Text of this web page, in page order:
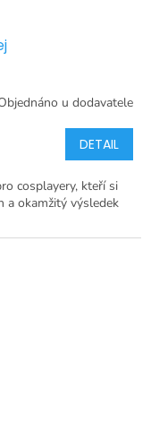
u dodavatele
DETAIL
cosplayery, kteří si
a okamžitý výsledek